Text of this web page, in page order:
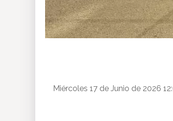
Miércoles 17 de Junio de 2026